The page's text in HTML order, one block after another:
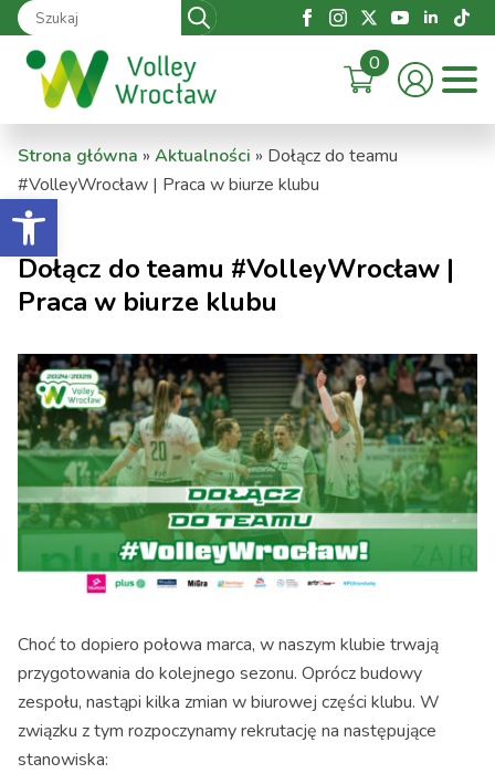
Otwórz pasek narzędzi
Search
for:
0
Strona główna » Aktualności » Dołącz do teamu
#VolleyWrocław | Praca w biurze klubu
Dołącz do teamu #VolleyWrocław |
Praca w biurze klubu
Choć to dopiero połowa marca, w naszym klubie trwają
przygotowania do kolejnego sezonu. Oprócz budowy
zespołu, nastąpi kilka zmian w biurowej części klubu. W
związku z tym rozpoczynamy rekrutację na następujące
stanowiska: